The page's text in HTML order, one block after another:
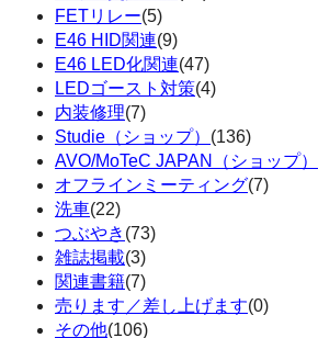
FETリレー(5)
E46 HID関連(9)
E46 LED化関連(47)
LEDゴースト対策(4)
内装修理(7)
Studie（ショップ） (136)
AVO/MoTeC JAPAN（ショップ）
オフラインミーティング(7)
洗車(22)
つぶやき (73)
雑誌掲載(3)
関連書籍(7)
売ります／差し上げます(0)
その他(106)